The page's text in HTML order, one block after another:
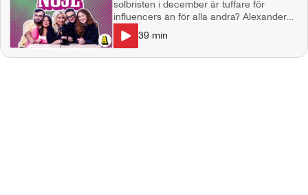
solbristen i december är tuffare för
influencers än för alla andra? Alexander
Skarsgård blir tillrättavisad av pappa
Stellan. Robinson-Matteo avslöjar massor
39 min